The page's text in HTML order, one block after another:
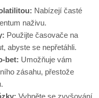
Nabízejí časté
naživu.
Použijte časovače na
abyste se nepřetáhli.
Umožňuje vám
zásahu, přestože
Vyhněte se zvyšování